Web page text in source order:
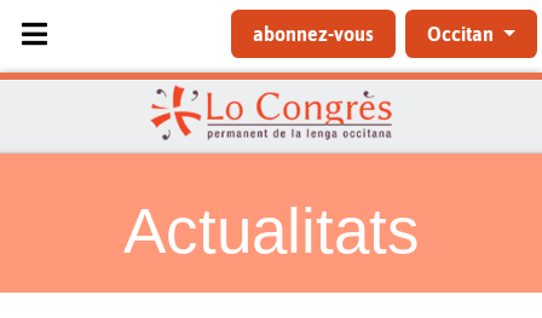
Sélectionnez votre langue
abonnez-vous Occitan
Actualitats